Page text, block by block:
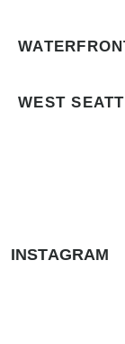
WEST
INSTAGRAM